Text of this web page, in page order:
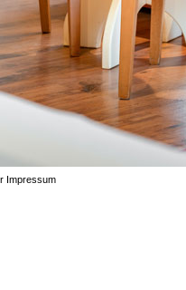
Impressum